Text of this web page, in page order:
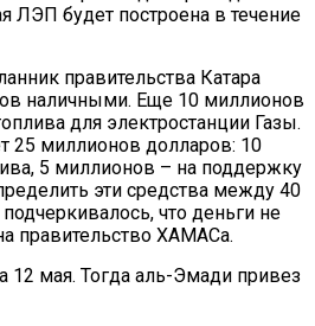
ЛЭП будет построена в течение
правительства Катара
наличными. Еще 10 миллионов
для электростанции Газы.
25 миллионов долларов: 10
5 миллионов – на поддержку
эти средства между 40
что деньги не
правительство ХАМАСа.
12 мая. Тогда аль-Эмади привез